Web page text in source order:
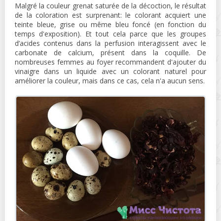
Malgré la couleur grenat saturée de la décoction, le résultat
de la coloration est surprenant: le colorant acquiert une
teinte bleue, grise ou même bleu foncé (en fonction du
temps d'exposition). Et tout cela parce que les groupes
d’acides contenus dans la perfusion interagissent avec le
carbonate de calcium, présent dans la coquille. De
nombreuses femmes au foyer recommandent d'ajouter du
vinaigre dans un liquide avec un colorant naturel pour
améliorer la couleur, mais dans ce cas, cela n'a aucun sens.